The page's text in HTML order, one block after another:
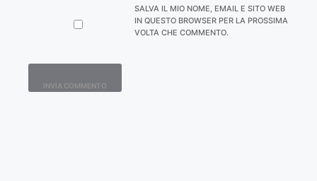
SALVA IL MIO NOME, EMAIL E SITO WEB
IN QUESTO BROWSER PER LA PROSSIMA
VOLTA CHE COMMENTO.